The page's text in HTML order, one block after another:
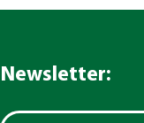
Newsletter: